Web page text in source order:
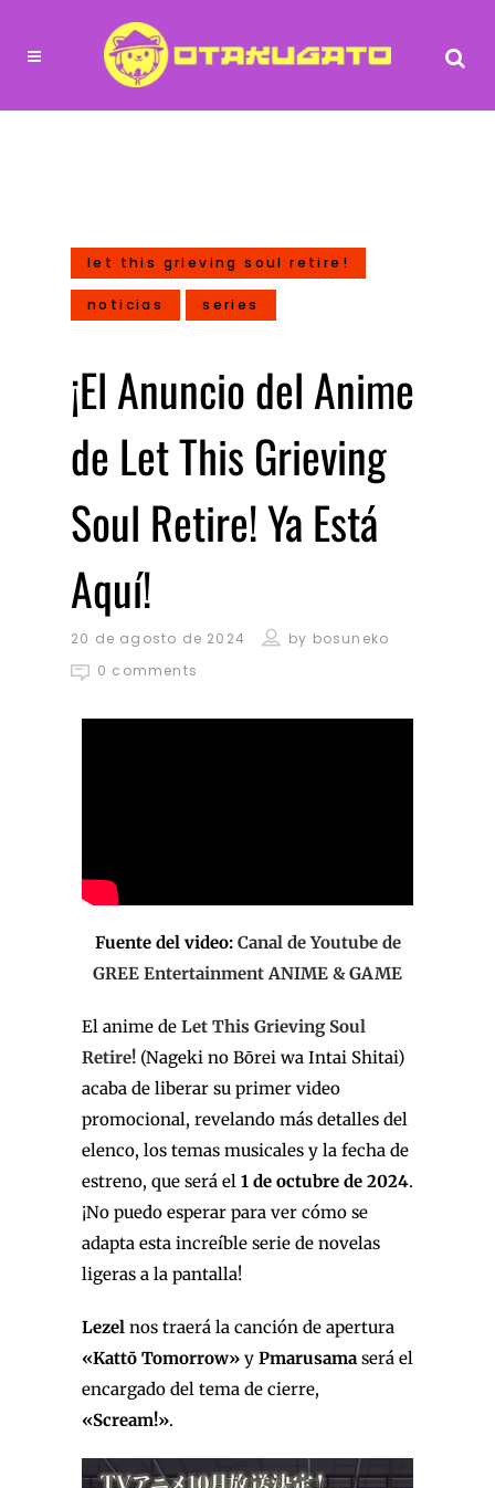
let this grieving soul retire!
noticias series
¡El Anuncio del Anime
de Let This Grieving
Soul Retire! Ya Está
Aquí!
20 de agosto de 2024 by bosuneko
0 comments
Fuente del video: Canal de Youtube de
GREE Entertainment ANIME & GAME
El anime de Let This Grieving Soul
Retire! (Nageki no Bōrei wa Intai Shitai)
acaba de liberar su primer video
promocional, revelando más detalles del
elenco, los temas musicales y la fecha de
estreno, que será el 1 de octubre de 2024.
¡No puedo esperar para ver cómo se
adapta esta increíble serie de novelas
ligeras a la pantalla!
Lezel nos traerá la canción de apertura
«Kattō Tomorrow» y Pmarusama será el
encargado del tema de cierre,
«Scream!».